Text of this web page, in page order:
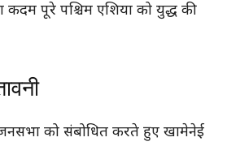
पूरे पश्चिम एशिया को युद्ध की
को संबोधित करते हुए खामेनेई